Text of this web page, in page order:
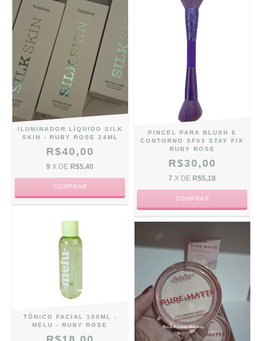
ILUMINADOR LÍQUIDO SILK
SKIN - RUBY ROSE 24ML
R$40,00
9 X DE R$5,40
COMPRAR
PINCEL PARA BLUSH E
CONTORNO SF03 STAY FIX
RUBY ROSE
R$30,00
7 X DE R$5,18
TÔNICO FACIAL 100ML -
MELU - RUBY ROSE